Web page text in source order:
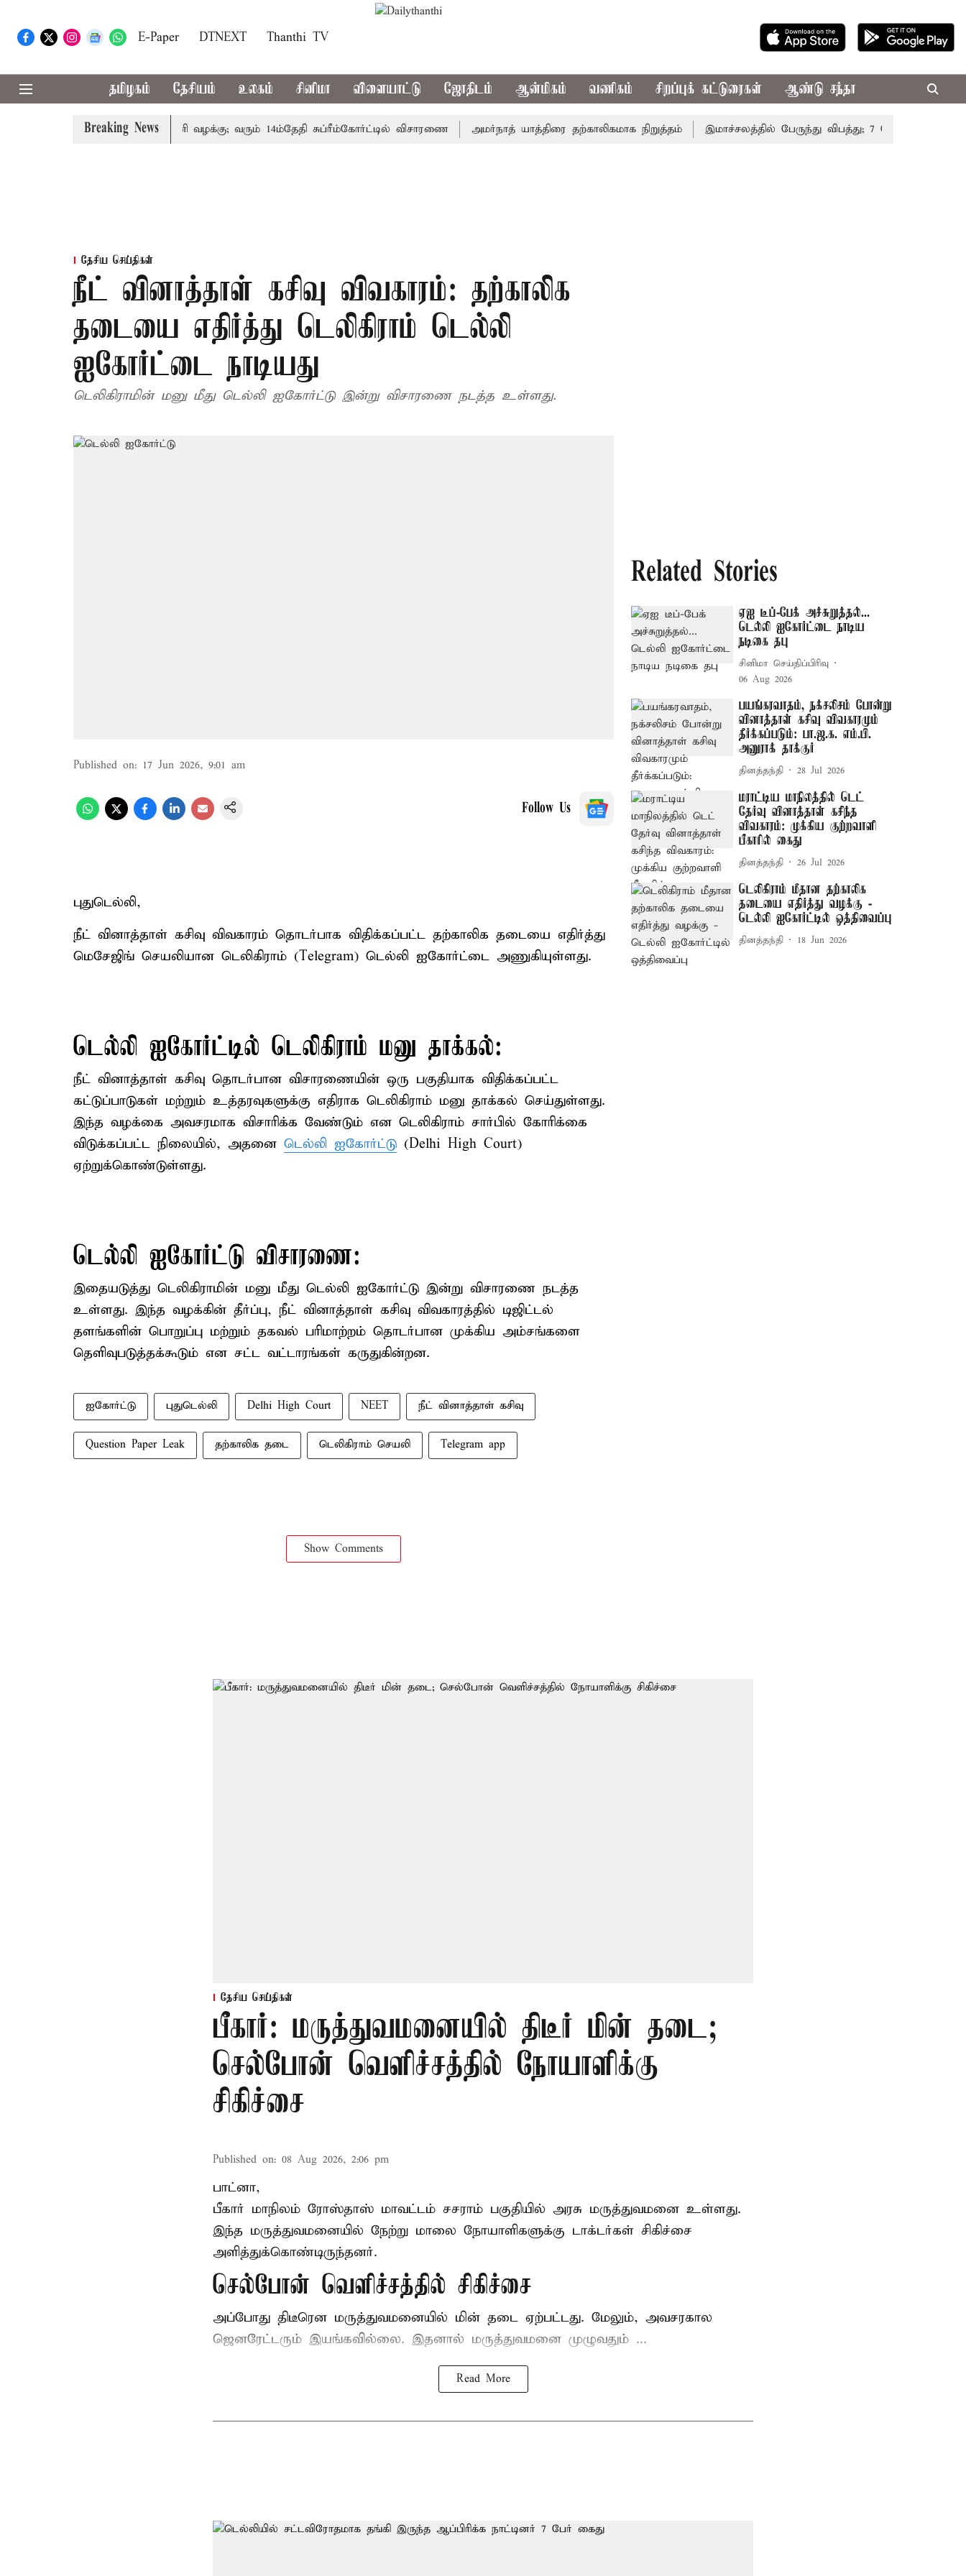
E-Paper DTNEXT Thanthi TV
தமிழகம் தேசியம் உலகம் சினிமா விளையாட்டு ஜோதிடம் ஆன்மிகம் வணிகம் சிறப்புக் கட்டுரைகள் ஆண்டு சந்தா
Breaking News
குடும்பத்தினருக்கு அரசுப்பணி வழக்கு; வரும் 14ம்தேதி சுப்ரீம்கோர்ட்டில் விசாரணை அமர்நாத் யாத்திரை தற்காலிகமாக நிறுத்தம் இமாச்சலத்தில் பேருந்து விபத்து; 7 பேர் பலி - பிரதமர்
தேசிய செய்திகள்
நீட் வினாத்தாள் கசிவு விவகாரம்: தற்காலிக
தடையை எதிர்த்து டெலிகிராம் டெல்லி
ஐகோர்ட்டை நாடியது
டெலிகிராமின் மனு மீது டெல்லி ஐகோர்ட்டு இன்று விசாரணை நடத்த உள்ளது.
Published on: 17 Jun 2026, 9:01 am
Follow Us
புதுடெல்லி,
நீட் வினாத்தாள் கசிவு விவகாரம் தொடர்பாக விதிக்கப்பட்ட தற்காலிக தடையை எதிர்த்து
மெசேஜிங் செயலியான டெலிகிராம் (Telegram) டெல்லி ஐகோர்ட்டை அணுகியுள்ளது.
டெல்லி ஐகோர்ட்டில் டெலிகிராம் மனு தாக்கல்:
நீட் வினாத்தாள் கசிவு தொடர்பான விசாரணையின் ஒரு பகுதியாக விதிக்கப்பட்ட
கட்டுப்பாடுகள் மற்றும் உத்தரவுகளுக்கு எதிராக டெலிகிராம் மனு தாக்கல் செய்துள்ளது.
இந்த வழக்கை அவசரமாக விசாரிக்க வேண்டும் என டெலிகிராம் சார்பில் கோரிக்கை
விடுக்கப்பட்ட நிலையில், அதனை டெல்லி ஐகோர்ட்டு (Delhi High Court)
ஏற்றுக்கொண்டுள்ளது.
டெல்லி ஐகோர்ட்டு விசாரணை:
இதையடுத்து டெலிகிராமின் மனு மீது டெல்லி ஐகோர்ட்டு இன்று விசாரணை நடத்த
உள்ளது. இந்த வழக்கின் தீர்ப்பு, நீட் வினாத்தாள் கசிவு விவகாரத்தில் டிஜிட்டல்
தளங்களின் பொறுப்பு மற்றும் தகவல் பரிமாற்றம் தொடர்பான முக்கிய அம்சங்களை
தெளிவுபடுத்தக்கூடும் என சட்ட வட்டாரங்கள் கருதுகின்றன.
ஐகோர்ட்டு புதுடெல்லி Delhi High Court NEET நீட் வினாத்தாள் கசிவு
Question Paper Leak தற்காலிக தடை டெலிகிராம் செயலி Telegram app
Show Comments
Related Stories
ஏஐ டீப்-பேக் அச்சுறுத்தல்...
டெல்லி ஐகோர்ட்டை நாடிய
நடிகை தபு
சினிமா செய்திப்பிரிவு
06 Aug 2026
பயங்கரவாதம், நக்சலிசம் போன்று
வினாத்தாள் கசிவு விவகாரமும்
தீர்க்கப்படும்: பா.ஜ.க. எம்.பி.
அனுராக் தாக்குர்
தினத்தந்தி 28 Jul 2026
மராட்டிய மாநிலத்தில் டெட்
தேர்வு வினாத்தாள் கசிந்த
விவகாரம்: முக்கிய குற்றவாளி
பீகாரில் கைது
தினத்தந்தி 26 Jul 2026
டெலிகிராம் மீதான தற்காலிக
தடையை எதிர்த்து வழக்கு -
டெல்லி ஐகோர்ட்டில் ஒத்திவைப்பு
தினத்தந்தி 18 Jun 2026
தேசிய செய்திகள்
பீகார்: மருத்துவமனையில் திடீர் மின் தடை;
செல்போன் வெளிச்சத்தில் நோயாளிக்கு
சிகிச்சை
Published on: 08 Aug 2026, 2:06 pm
பாட்னா,
பீகார் மாநிலம் ரோஸ்தாஸ் மாவட்டம் சசராம் பகுதியில் அரசு மருத்துவமனை உள்ளது.
இந்த மருத்துவமனையில் நேற்று மாலை நோயாளிகளுக்கு டாக்டர்கள் சிகிச்சை
அளித்துக்கொண்டிருந்தனர்.
செல்போன் வெளிச்சத்தில் சிகிச்சை
அப்போது திடீரென மருத்துவமனையில் மின் தடை ஏற்பட்டது. மேலும், அவசரகால
ஜெனரேட்டரும் இயங்கவில்லை. இதனால் மருத்துவமனை முழுவதும் ...
Read More